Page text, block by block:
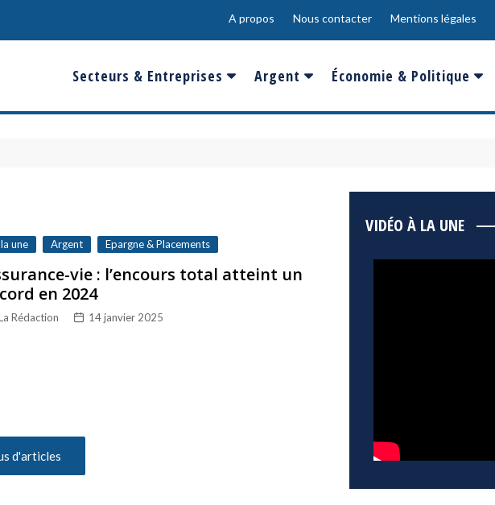
A propos Nous contacter Mentions légales
Secteurs & Entreprises
Banques & Finances
Défense & Aéronautique
Santé & Biotechnologie
Technologies & Médias
Argent
Salaire
Epargne & Placements
Économie & Politique
France
une Argent Epargne & Placements
vie : l’encours total atteint un
en 2024
Rédaction 14 janvier 2025
d'articles
VIDÉO À LA UNE